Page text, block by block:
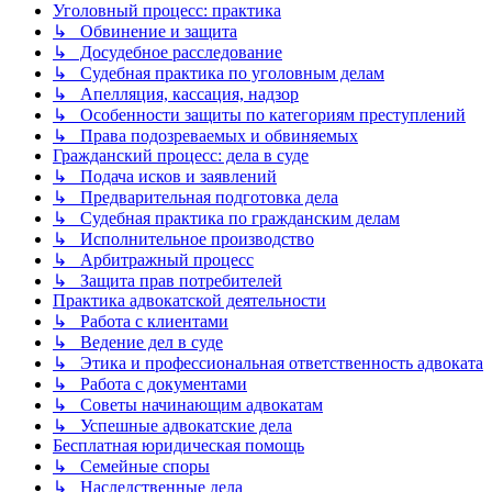
Уголовный процесс: практика
↳ Обвинение и защита
↳ Досудебное расследование
↳ Судебная практика по уголовным делам
↳ Апелляция, кассация, надзор
↳ Особенности защиты по категориям преступлений
↳ Права подозреваемых и обвиняемых
Гражданский процесс: дела в суде
↳ Подача исков и заявлений
↳ Предварительная подготовка дела
↳ Судебная практика по гражданским делам
↳ Исполнительное производство
↳ Арбитражный процесс
↳ Защита прав потребителей
Практика адвокатской деятельности
↳ Работа с клиентами
↳ Ведение дел в суде
↳ Этика и профессиональная ответственность адвоката
↳ Работа с документами
↳ Советы начинающим адвокатам
↳ Успешные адвокатские дела
Бесплатная юридическая помощь
↳ Семейные споры
↳ Наследственные дела